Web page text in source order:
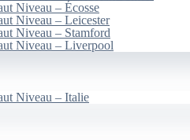
Niveau – Écosse
Niveau – Leicester
Niveau – Stamford
Niveau – Liverpool
Niveau – Italie